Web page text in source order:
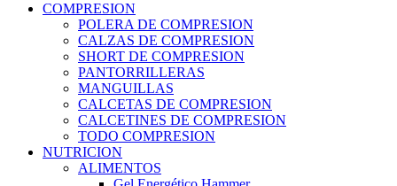
COMPRESION
POLERA DE COMPRESION
CALZAS DE COMPRESION
SHORT DE COMPRESION
PANTORRILLERAS
MANGUILLAS
CALCETAS DE COMPRESION
CALCETINES DE COMPRESION
TODO COMPRESION
NUTRICION
ALIMENTOS